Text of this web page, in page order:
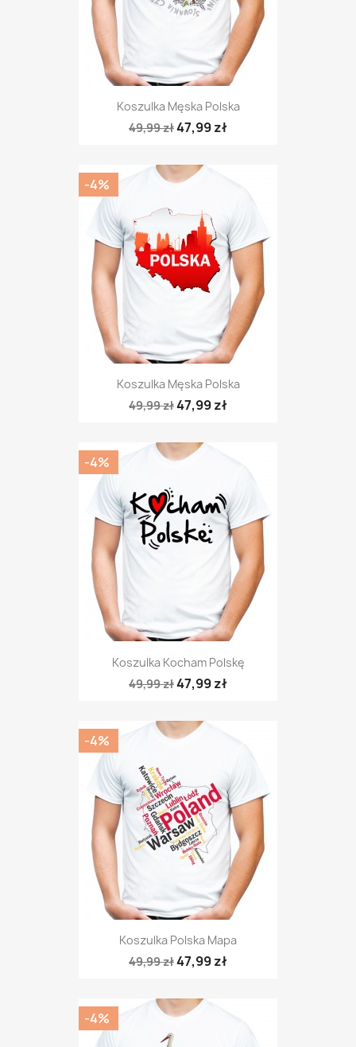
Koszulka Męska Polska
49,99 zł47,99 zł
Koszulka Męska Polska
49,99 zł47,99 zł
-4%
Koszulka Kocham Polskę
49,99 zł47,99 zł
-4%
Koszulka Polska Mapa
49,99 zł47,99 zł
-4%
-4%